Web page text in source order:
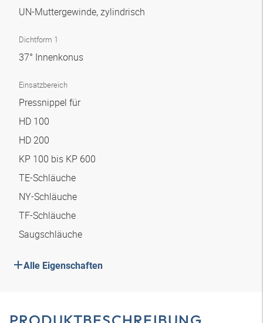
UN-Muttergewinde, zylindrisch
Dichtform 1
37° Innenkonus
Einsatzbereich
Pressnippel für
HD 100
HD 200
KP 100 bis KP 600
TE-Schläuche
NY-Schläuche
TF-Schläuche
Saugschläuche
Alle Eigenschaften